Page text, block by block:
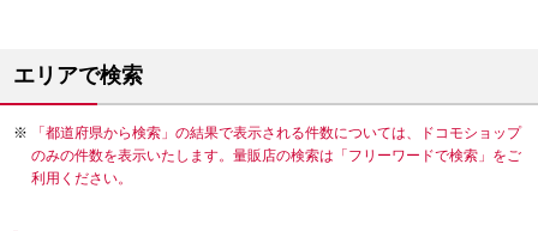
エリアで検索
「都道府県から検索」の結果で表示される件数については、ドコモショップ
のみの件数を表示いたします。量販店の検索は「フリーワードで検索」をご
利用ください。